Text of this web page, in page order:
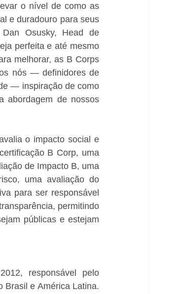
o nível de como as
e duradouro para seus
Dan Osusky, Head de
perfeita e até mesmo
melhorar, as B Corps
nós — definidores de
— inspiração de como
abordagem de nossos
o impacto social e
B Corp, uma
de Impacto B, uma
uma avaliação do
para ser responsável
permitindo
públicas e estejam
responsável pelo
Brasil e América Latina.